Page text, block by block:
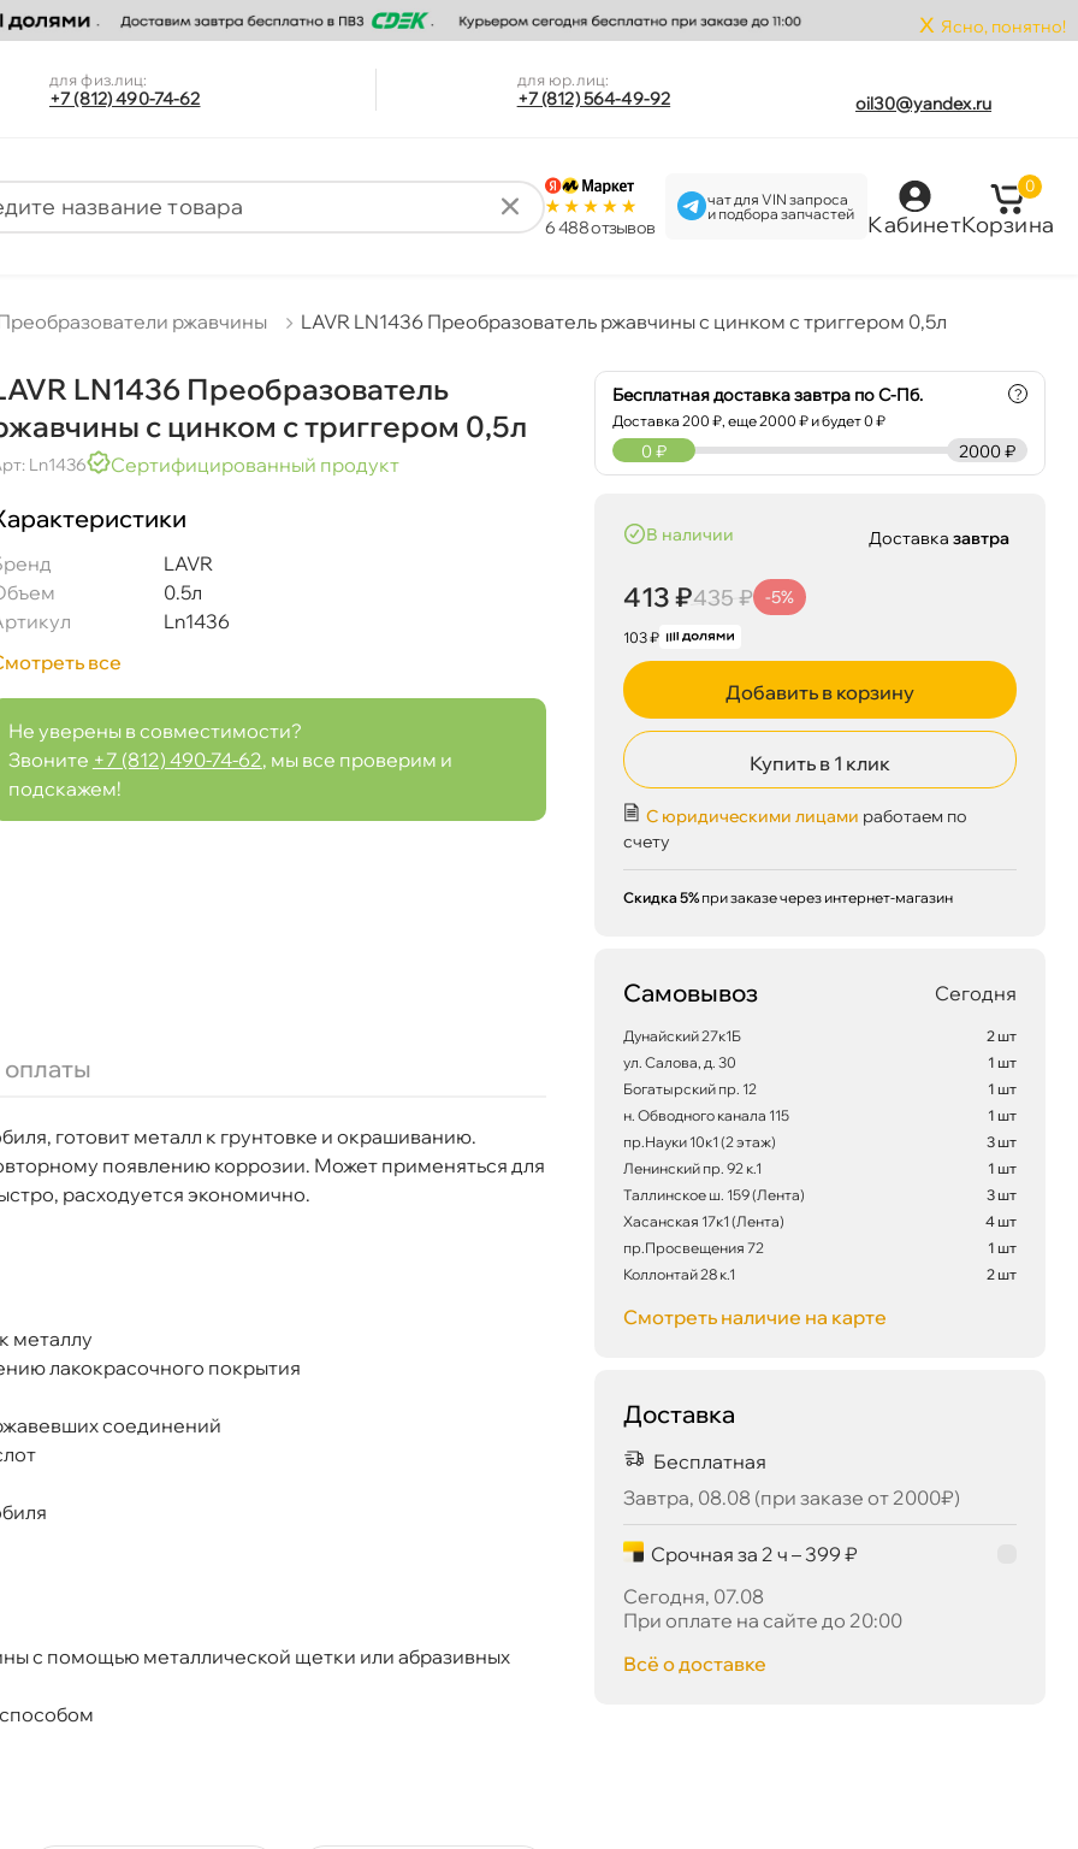
x Ясно, понятно!
для физ.лиц:
+7 (812) 490-74-62
для юр.лиц:
+7 (812) 564-49-92 oil30@yandex.ru
6 488 отзыво
чат для VIN запроса
и подбора запчастей
Кабинет
0
Корзина
ржавчины LAVR LN1436 Преобразователь ржавчины с цинком с триггером 0,5л
LN1436 Преобразователь
с цинком с триггером 0,5л
Ln1436 Сертифицированный продукт
LAVR
0.5л
Ln1436
все
Не уверены в совместимости?
Звоните +7 (812) 490-74-62, мы все проверим и
подскажем!
готовит металл к грунтовке и окрашиванию.
появлению коррозии. Может применяться для
расходуется экономично.
металлу
лакокрасочного покрытия
соединений
с помощью металлической щетки или абразивных
Бесплатная доставка завтра по С-Пб.
Доставка200 ₽, еще2000 ₽ и будет 0 ₽
?
2000 ₽
0 ₽
наличии
413 ₽435 ₽ -5%
103 ₽
Доставказавтра
Добавить в корзину
Купить в 1 клик
С юридическими лицами работаем по
счету
Скидка 5% при заказе через интернет-магазин
Самовывоз Сегодня
Дунайский 27к1Б
2 шт
ул. Салова, д. 30
1 шт
Богатырский пр. 12
1 шт
н. Обводного канала 115
1 шт
пр.Науки 10к1 (2 этаж)
3 шт
Ленинский пр. 92 к.1
1 шт
Таллинское ш. 159 (Лента)
3 шт
Хасанская 17к1 (Лента)
4 шт
пр.Просвещения 72
1 шт
Коллонтай 28 к.1
2 шт
Смотреть наличие на карте
Доставка
Бесплатная
Завтра, 08.08 (при заказе от 2000₽)
Срочная за 2 ч – 399 ₽
Сегодня, 07.08
При оплате на сайте до 20:00
сё о доставке
с триггером 0,5л 413 ₽ 435 ₽